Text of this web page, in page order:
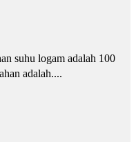
suhu logam adalah 100
adalah....